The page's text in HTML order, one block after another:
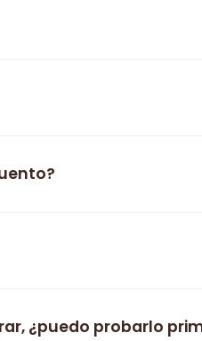
¿puedo probarlo